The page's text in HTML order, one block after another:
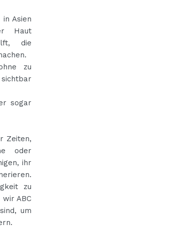
Asien
Haut
die
zu
sogar
Zeiten,
oder
ihr
zu
ABC
um